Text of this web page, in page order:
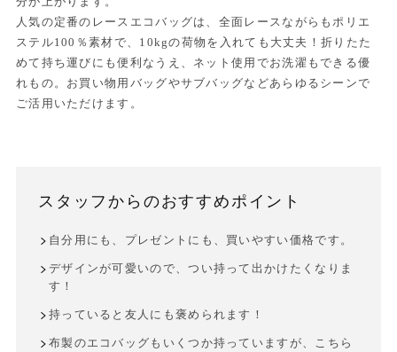
人気の定番のレースエコバッグは、全面レースながらもポリエ
ステル100％素材で、10kgの荷物を入れても大丈夫！折りたた
めて持ち運びにも便利なうえ、ネット使用でお洗濯もできる優
れもの。お買い物用バッグやサブバッグなどあらゆるシーンで
ご活用いただけます。
スタッフからのおすすめポイント
自分用にも、プレゼントにも、買いやすい価格です。
デザインが可愛いので、つい持って出かけたくなりま
す！
持っていると友人にも褒められます！
布製のエコバッグもいくつか持っていますが、こちら